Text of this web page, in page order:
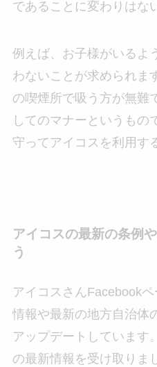
であることに変わりはな
例えば、お子様がいるよ
わないことが求められま
の喫煙所で吸う方が無難
してのマナーというもの
守ってアイコスを利用す
アイコスの最新の条例
う
アイコスさんFacebook
情報や最新の地方自治体
アップデートしています
の最新情報を受け取りま